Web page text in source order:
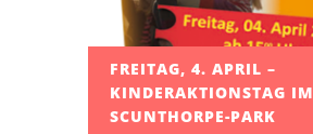
FREITAG, 4. APRIL –
KINDERAKTIONSTAG IM
SCUNTHORPE-PARK